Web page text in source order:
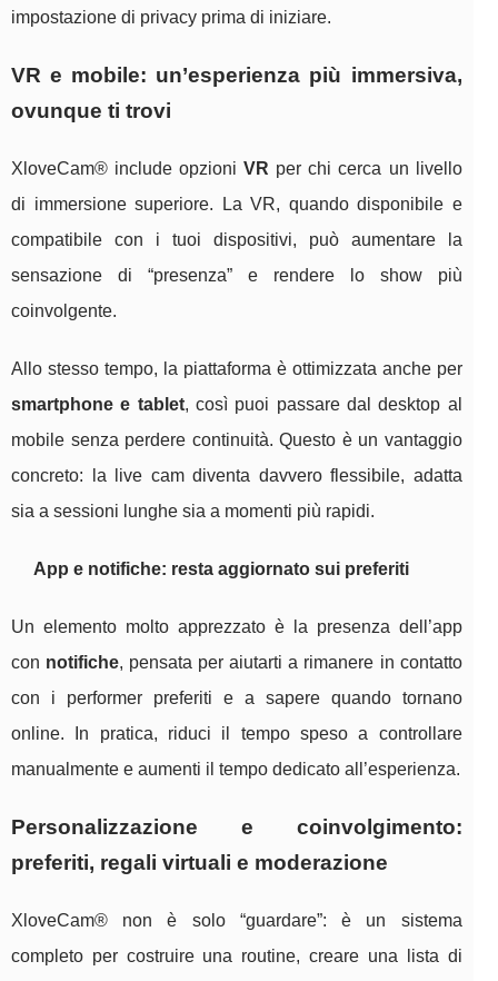
impostazione di privacy prima di iniziare.
VR e mobile: un’esperienza più immersiva,
ovunque ti trovi
XloveCam® include opzioniVR per chi cerca un livello
di immersione superiore. La VR, quando disponibile e
compatibile con i tuoi dispositivi, può aumentare la
sensazione di “presenza” e rendere lo show più
coinvolgente.
Allo stesso tempo, la piattaforma è ottimizzata anche per
smartphone e tablet, così puoi passare dal desktop al
mobile senza perdere continuità. Questo è un vantaggio
concreto: la live cam diventa davvero flessibile, adatta
sia a sessioni lunghe sia a momenti più rapidi.
App e notifiche: resta aggiornato sui preferiti
Un elemento molto apprezzato è la presenza dell’app
con notifiche, pensata per aiutarti a rimanere in contatto
con i performer preferiti e a sapere quando tornano
online. In pratica, riduci il tempo speso a controllare
manualmente e aumenti il tempo dedicato all’esperienza.
Personalizzazione e coinvolgimento:
preferiti, regali virtuali e moderazione
XloveCam® non è solo “guardare”: è un sistema
completo per costruire una routine, creare una lista di